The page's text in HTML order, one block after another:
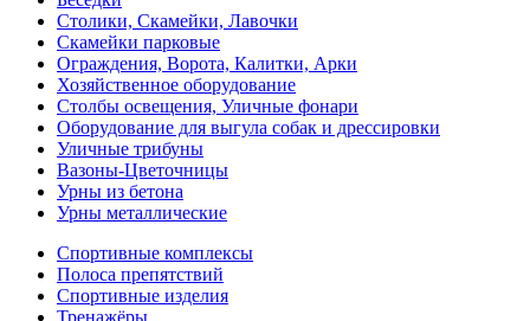
Столики, Скамейки, Лавочки
Скамейки парковые
Ограждения, Ворота, Калитки, Арки
Хозяйственное оборудование
Столбы освещения, Уличные фонари
Оборудование для выгула собак и дрессировки
Уличные трибуны
Вазоны-Цветочницы
Урны из бетона
Урны металлические
Спортивные комплексы
Полоса препятствий
Спортивные изделия
Тренажёры